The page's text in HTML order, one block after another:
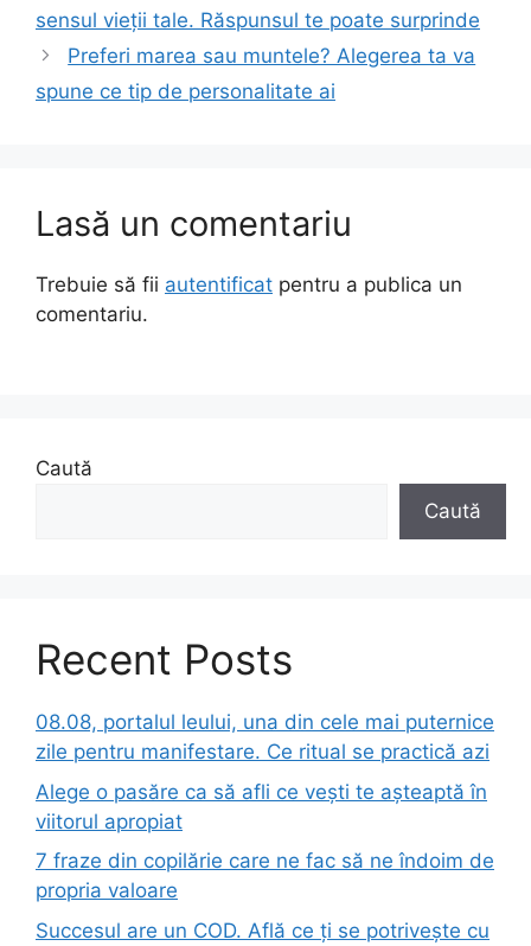
sensul vieții tale. Răspunsul te poate surprinde
Preferi marea sau muntele? Alegerea ta va
spune ce tip de personalitate ai
Lasă un comentariu
Trebuie să fii autentificat pentru a publica un
comentariu.
Caută
Caută
Recent Posts
08.08, portalul leului, una din cele mai puternice
zile pentru manifestare. Ce ritual se practică azi
Alege o pasăre ca să afli ce vești te așteaptă în
viitorul apropiat
7 fraze din copilărie care ne fac să ne îndoim de
propria valoare
Succesul are un COD. Află ce ți se potrivește cu